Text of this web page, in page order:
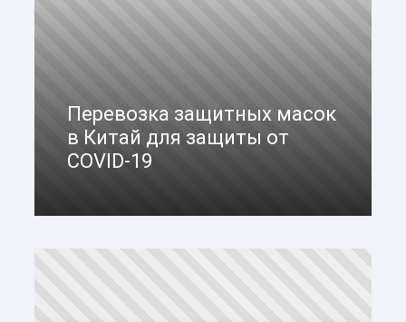
Перевозка защитных масок
в Китай для защиты от
COVID-19